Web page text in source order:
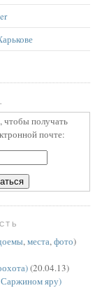
чтобы получать
почте:
,места,фото)
(20.04.13)
яру)